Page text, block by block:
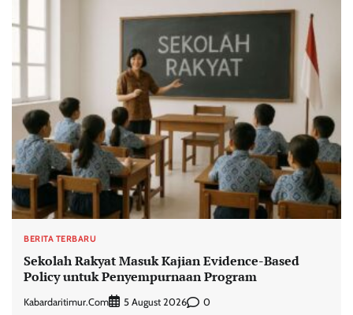
BERITA TERBARU
Sekolah Rakyat Masuk Kajian Evidence-Based
Policy untuk Penyempurnaan Program
Kabardaritimur.com 5 August 2026 0